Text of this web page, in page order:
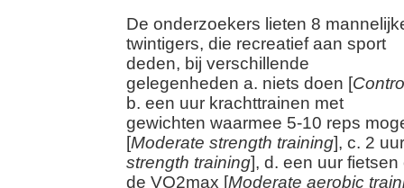
De onderzoekers lieten 8
twintigers, die recreatief aan sport
deden, bij verschillende
gelegenheden a. niets doen [
b. een uur krachttrainen met
gewichten waarmee 5-10 reps
[Moderate strength training], c. 2
strength training], d. een uur
de VO2max [Moderate aerobic